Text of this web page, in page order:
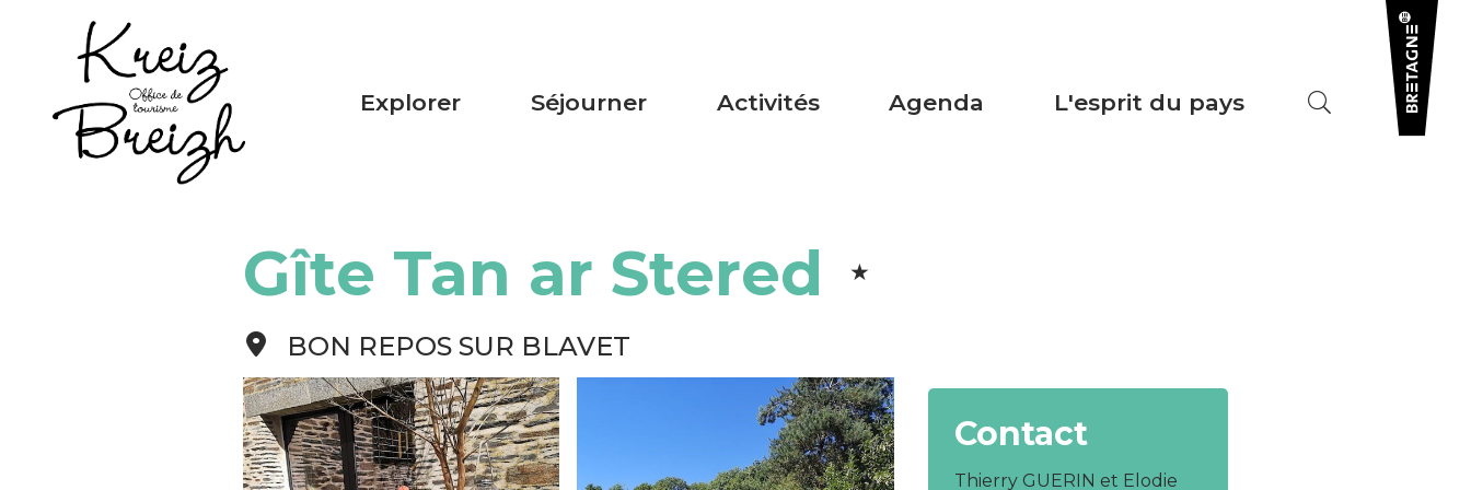
Panneau de gestion des cookies
Explorer Séjourner Activités Agenda L'esprit du pays
Gîte Tan ar Stered
BON REPOS SUR BLAVET
Contact
Thierry GUERIN et Elodie